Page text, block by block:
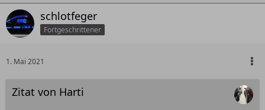
schlotfeger
Fortgeschrittener
1. Mai 2021
Zitat von Harti